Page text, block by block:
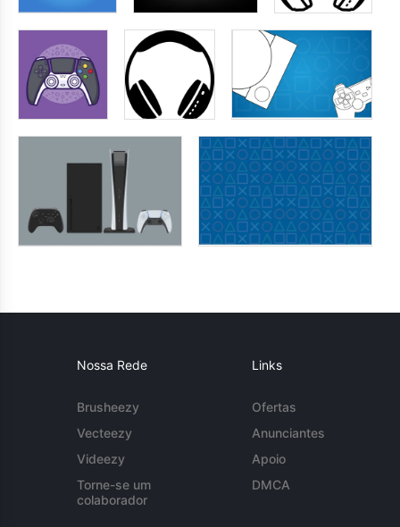
Nossa Rede
Brusheezy
Vecteezy
Videezy
Torne-se um
colaborador
Links
Ofertas
Anunciantes
Apoio
DMCA